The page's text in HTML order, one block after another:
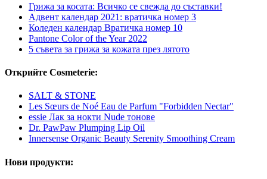
Грижа за косата: Всичко се свежда до съставки!
Адвент календар 2021: вратичка номер 3
Коледен календар Вратичка номер 10
Pantone Color of the Year 2022
5 съвета за грижа за кожата през лятото
Открийте Cosmeterie:
SALT & STONE
Les Sœurs de Noé Eau de Parfum "Forbidden Nectar"
essie Лак за нокти Nude тонове
Dr. PawPaw Plumping Lip Oil
Innersense Organic Beauty Serenity Smoothing Cream
Нови продукти: